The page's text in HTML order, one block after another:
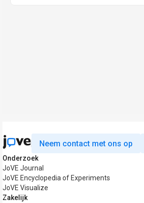
Neem contact met ons op
Onderzoek
JoVE Journal
JoVE Encyclopedia of Experiments
JoVE Visualize
Zakelijk